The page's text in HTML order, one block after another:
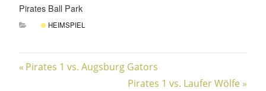
Pirates Ball Park
HEIMSPIEL
Beitragsnavigation
Vorheriger
Pirates 1 vs. Augsburg Gators
Nächster
Pirates 1 vs. Laufer Wölfe